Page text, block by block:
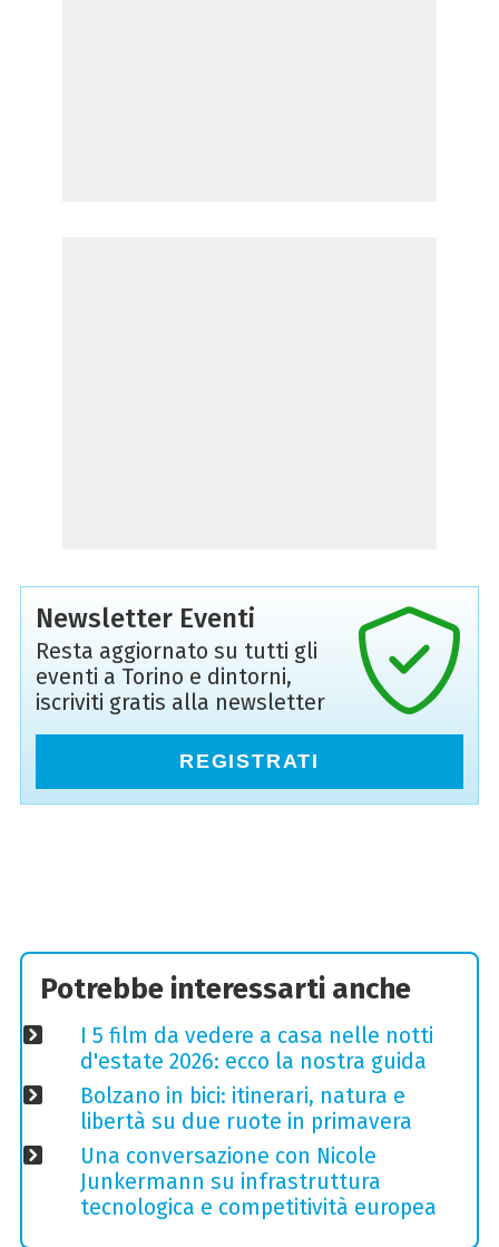
Newsletter Eventi
Resta aggiornato su tutti gli
eventi a Torino e dintorni,
iscriviti gratis alla newsletter
REGISTRATI
Potrebbe interessarti anche
I 5 film da vedere a casa nelle notti
d'estate 2026: ecco la nostra guida
Bolzano in bici: itinerari, natura e
libertà su due ruote in primavera
Una conversazione con Nicole
Junkermann su infrastruttura
tecnologica e competitività europea